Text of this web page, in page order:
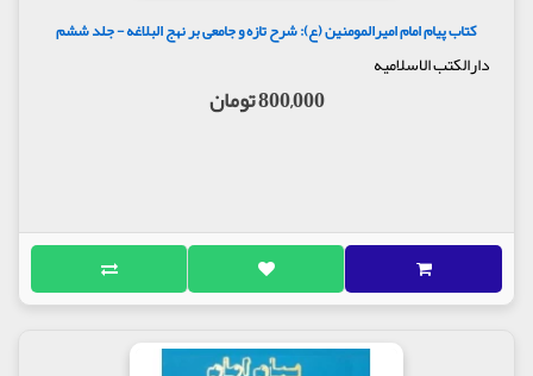
کتاب پیام امام امیرالمومنین (ع): شرح تازه و جامعی بر نهج البلاغه - جلد ششم
دارالکتب الاسلامیه
800,000 تومان